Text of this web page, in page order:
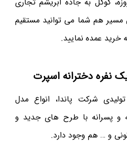
هم شما می توانید مستقیم
خرید عمده نمایید.
نفره دخترانه اسپرت
شرکت پاندا، انواع مدل
و پسرانه با طرح های جدید و
و … هم وجود دارد.